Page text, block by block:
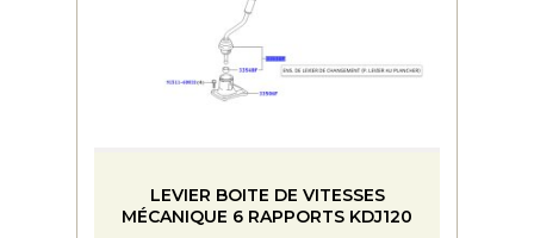
LEVIER BOITE DE VITESSES
MÉCANIQUE 6 RAPPORTS KDJ120